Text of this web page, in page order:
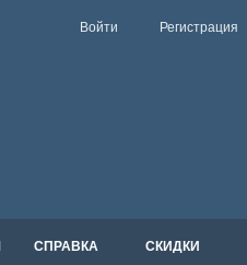
Войти Регистрация
СПРАВКА СКИДКИ